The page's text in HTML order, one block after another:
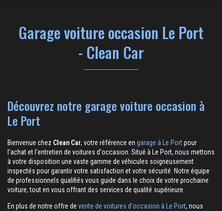
Garage voiture occasion Le Port
- Clean Car
Découvrez notre garage voiture occasion à
Le Port
Bienvenue chez Clean Car, votre référence en garage à Le Portpour
l'achat et l'entretien de voitures d'occasion. Situé à Le Port, nous mettons
à votre disposition une vaste gamme de véhicules soigneusement
inspectés pour garantir votre satisfaction et votre sécurité. Notre équipe
de professionnels qualifiés vous guide dans le choix de votre prochaine
voiture, tout en vous offrant des services de qualité supérieure.
En plus de notre offre de vente de voitures d'occasion à Le Port, nous